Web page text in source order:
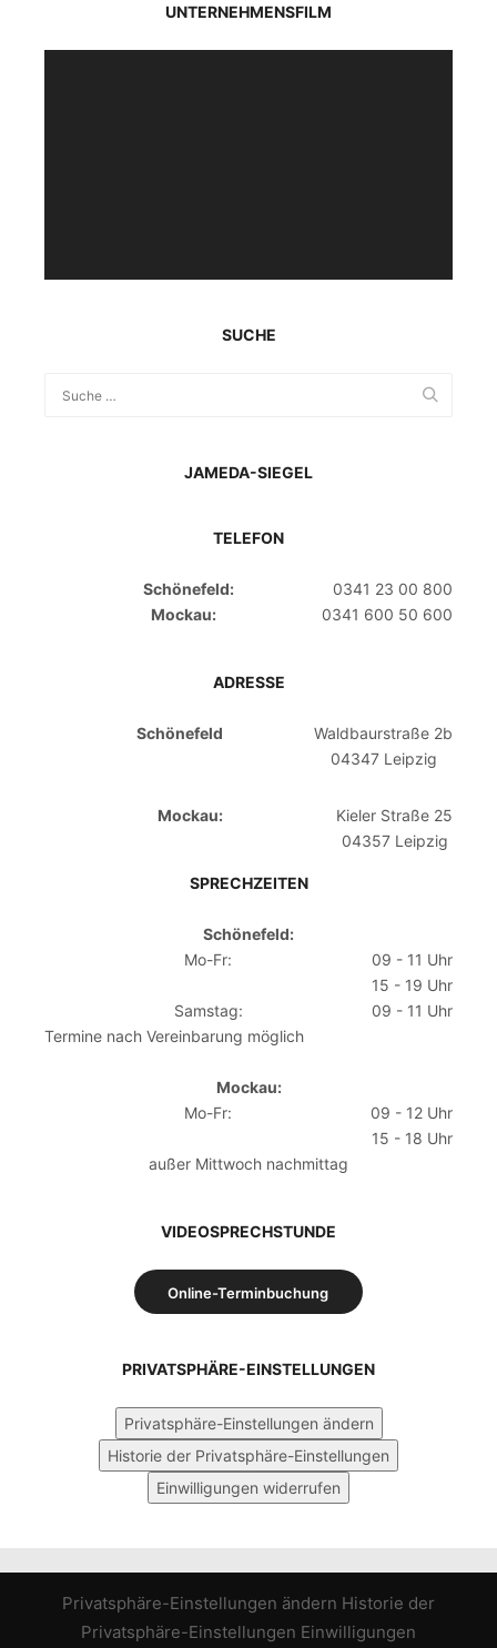
UNTERNEHMENSFILM
SUCHE
JAMEDA-SIEGEL
TELEFON
Schönefeld:
0341 23 00 800
Mockau:
0341 600 50 600
ADRESSE
Schönefeld
Waldbaurstraße 2b
04347 Leipzig
Mockau:
Kieler Straße 25
04357 Leipzig
SPRECHZEITEN
Schönefeld:
Mo-Fr:
09 - 11 Uhr
15 - 19 Uhr
Samstag:
09 - 11 Uhr
Termine nach Vereinbarung möglich
Mockau:
Mo-Fr:
09 - 12 Uhr
15 - 18 Uhr
außer Mittwoch nachmittag
VIDEOSPRECHSTUNDE
Online-Terminbuchung
PRIVATSPHÄRE-EINSTELLUNGEN
Privatsphäre-Einstellungen ändern
Historie der Privatsphäre-Einstellungen
Einwilligungen widerrufen
Privatsphäre-Einstellungen ändern Historie der
Privatsphäre-Einstellungen Einwilligungen